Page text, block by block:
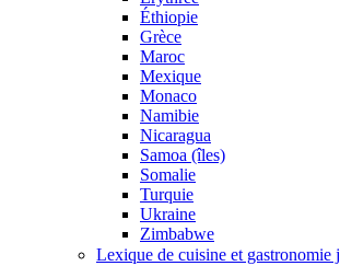
Éthiopie
Grèce
Maroc
Mexique
Monaco
Namibie
Nicaragua
Samoa (îles)
Somalie
Turquie
Ukraine
Zimbabwe
Lexique de cuisine et gastronomie